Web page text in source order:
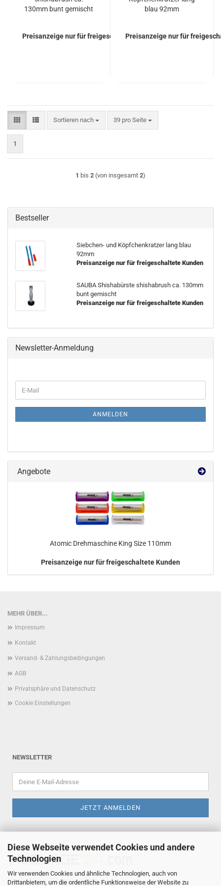
Diese Webseite verwendet Cookies und andere
Technologien
Wir verwenden Cookies und ähnliche Technologien, auch von
Drittanbietern, um die ordentliche Funktionsweise der Website zu
130mm bunt gemischt
Preisanzeige nur für freigeschaltete Kunden
blau 92mm
Preisanzeige nur für
Sortieren nach
Sortieren nach 39 pro Seite
pro Seite
1
1 bis 2 (von insgesamt 2)
Bestseller
Siebchen- und Köpfchenkratzer lang blau
92mm
Preisanzeige nur für freigeschaltete Kunden
SAUBA Shishabürste shishabrush ca. 130mm
bunt gemischt
Preisanzeige nur für freigeschaltete Kunden
Newsletter-Anmeldung
ZUR
E-
Mail
ANMELDEN
Angebote
Atomic Drehmaschine King Size 110mm
Preisanzeige nur für freigeschaltete Kunden
MEHR ÜBER...
Impressum
Kontakt
Versand- & Zahlungsbedingungen
AGB
Privatsphäre und Datenschutz
Cookie Einstellungen
NEWSLETTER
Huslage24, Michael Huslage